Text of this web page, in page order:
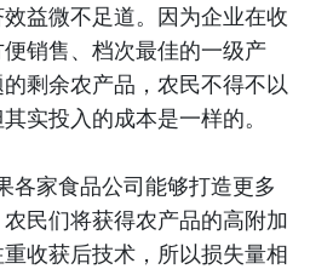
益微不足道。因为企业在收
销售、档次最佳的一级产
剩余农产品，农民不得不以
实投入的成本是一样的。
各家食品公司能够打造更多
民们将获得农产品的高附加
收获后技术，所以损失量相